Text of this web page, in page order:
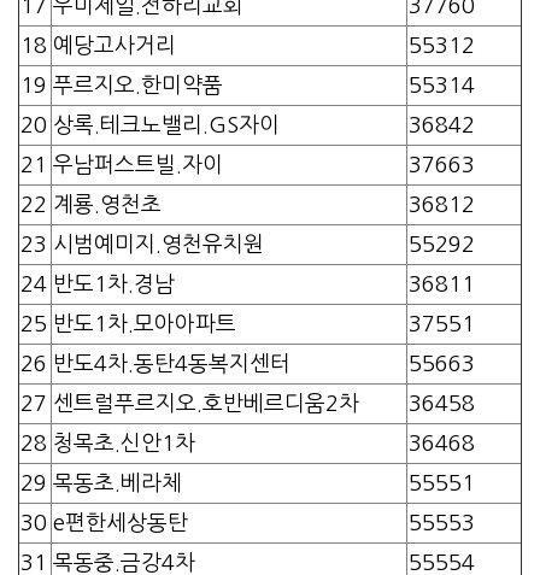
17 우미제일.전하리교회
37760
18 예당고사거리
55312
19 푸르지오.한미약품
55314
20 상록.테크노밸리.GS자이
36842
21 우남퍼스트빌.자이
37663
22 계룡.영천초
36812
23 시범예미지.영천유치원
55292
24 반도1차.경남
36811
25 반도1차.모아아파트
37551
26 반도4차.동탄4동복지센터
55663
27 센트럴푸르지오.호반베르디움2차
36458
28 청목초.신안1차
36468
29 목동초.베라체
55551
30 e편한세상동탄
55553
31 목동중.금강4차
55554